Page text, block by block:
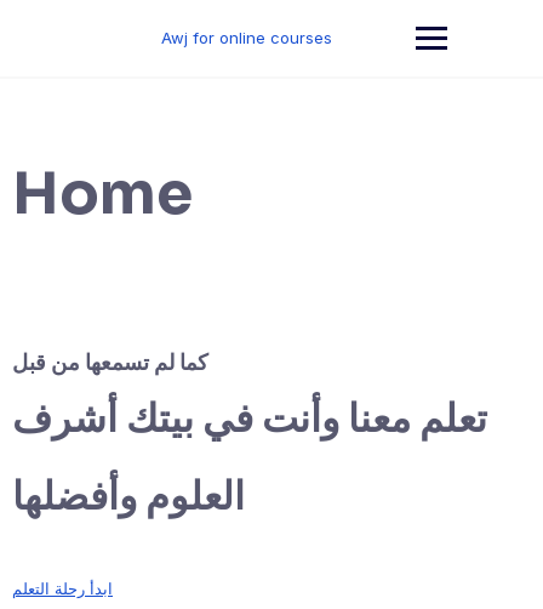
Awj for online courses
Home
كما لم تسمعها من قبل
تعلم معنا وأنت في بيتك أشرف
العلوم وأفضلها
ابدأ رحلة التعلم